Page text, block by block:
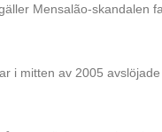
Mensalão-skandalen
i mitten av 2005